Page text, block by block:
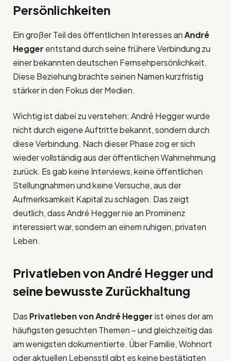
Persönlichkeiten
Ein großer Teil des öffentlichen Interesses anAndré
Hegger entstand durch seine frühere Verbindung zu
einer bekannten deutschen Fernsehpersönlichkeit.
Diese Beziehung brachte seinen Namen kurzfristig
stärker in den Fokus der Medien.
Wichtig ist dabei zu verstehen: André Hegger wurde
nicht durch eigene Auftritte bekannt, sondern durch
diese Verbindung. Nach dieser Phase zog er sich
wieder vollständig aus der öffentlichen Wahrnehmung
zurück. Es gab keine Interviews, keine öffentlichen
Stellungnahmen und keine Versuche, aus der
Aufmerksamkeit Kapital zu schlagen. Das zeigt
deutlich, dass André Hegger nie an Prominenz
interessiert war, sondern an einem ruhigen, privaten
Leben.
Privatleben von André Hegger und
seine bewusste Zurückhaltung
Das Privatleben von André Heggerist eines der am
häufigsten gesuchten Themen – und gleichzeitig das
am wenigsten dokumentierte. Über Familie, Wohnort
oder aktuellen Lebensstil gibt es keine bestätigten